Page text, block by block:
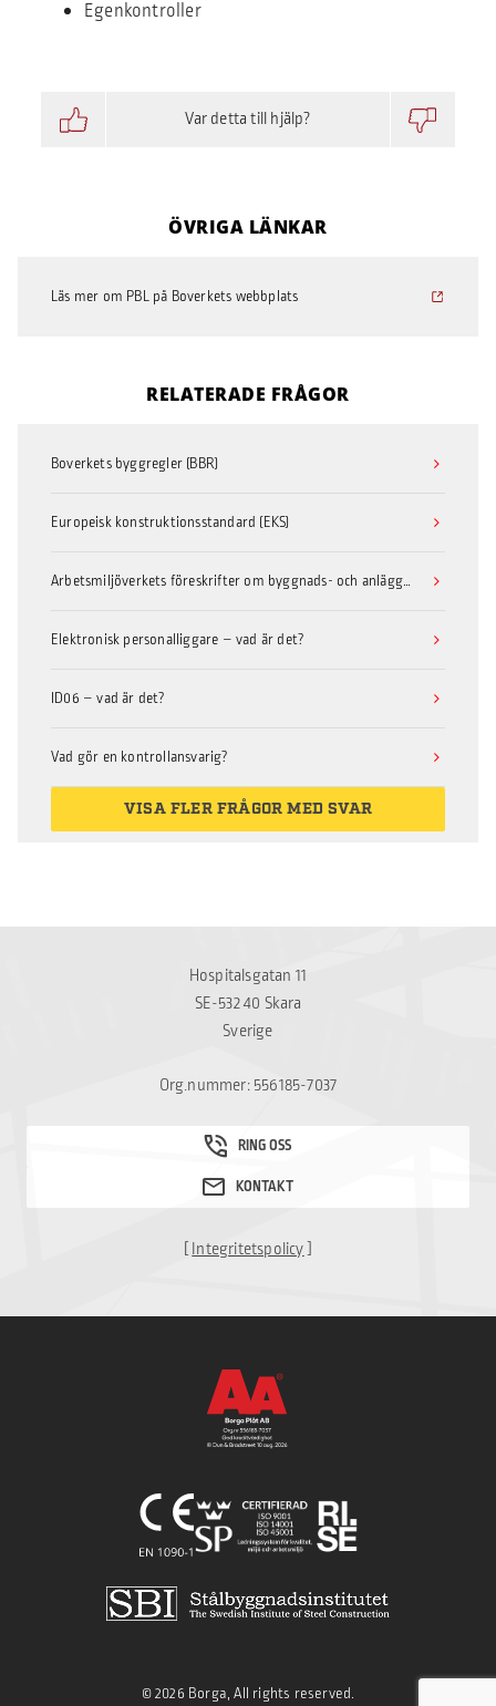
Egenkontroller
Var detta till hjälp?
ÖVRIGA LÄNKAR
Läs mer om PBL på Boverkets webbplats
RELATERADE FRÅGOR
Boverkets byggregler (BBR)
Europeisk konstruktionsstandard (EKS)
Arbetsmiljöverkets föreskrifter om byggnads- och anläggningsarbete
Elektronisk personalliggare – vad är det?
ID06 – vad är det?
Vad gör en kontrollansvarig?
VISA FLER FRÅGOR MED SVAR
Hospitalsgatan 11
SE-532 40 Skara
Sverige
Org.nummer: 556185-7037
[Integritetspolicy]
© 2026 Borga, All rights reserved.